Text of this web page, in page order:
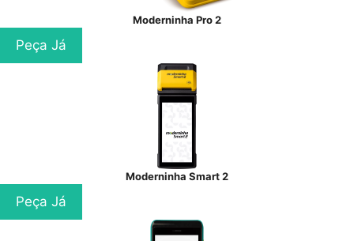
Moderninha Pro 2
Peça Já
Moderninha Smart 2
Peça Já